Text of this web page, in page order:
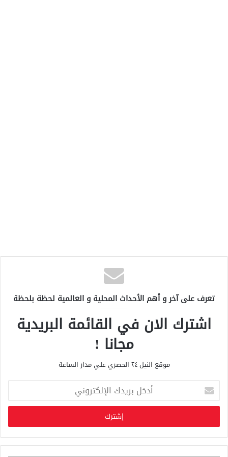
تعرف على آخر و أهم الأحداث المحلية و العالمية لحظة بلحظة
اشترك الان في القائمة البريدية
مجانا !
موقع النيل ٢٤ الحصري علي مدار الساعة
خ
ب
ر
ي